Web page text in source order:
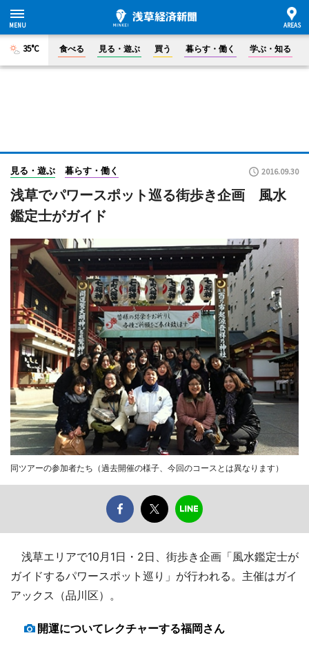
35°C 食べる 見る・遊ぶ 買う 暮らす・働く 学ぶ・知る
見る・遊ぶ 暮らす・働く 2016.09.30
浅草でパワースポット巡る街歩き企画 風水
鑑定士がガイド
同ツアーの参加者たち（過去開催の様子、今回のコースとは異なります）
浅草エリアで10月1日・2日、街歩き企画「風水鑑定士が
ガイドするパワースポット巡り」が行われる。主催はガイ
アックス（品川区）。
開運についてレクチャーする福岡さん